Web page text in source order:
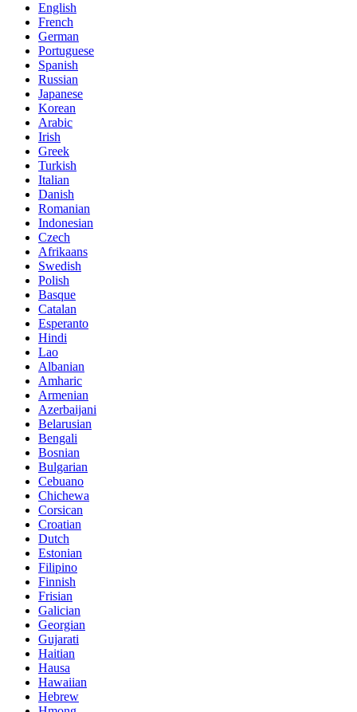
English
French
German
Portuguese
Spanish
Russian
Japanese
Korean
Arabic
Irish
Greek
Turkish
Italian
Danish
Romanian
Indonesian
Czech
Afrikaans
Swedish
Polish
Basque
Catalan
Esperanto
Hindi
Lao
Albanian
Amharic
Armenian
Azerbaijani
Belarusian
Bengali
Bosnian
Bulgarian
Cebuano
Chichewa
Corsican
Croatian
Dutch
Estonian
Filipino
Finnish
Frisian
Galician
Georgian
Gujarati
Haitian
Hausa
Hawaiian
Hebrew